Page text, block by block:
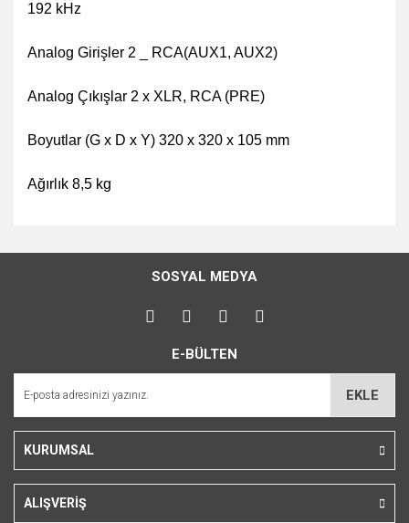
192 kHz
Analog Girişler 2 _ RCA(AUX1, AUX2)
Analog Çıkışlar 2 x XLR, RCA (PRE)
Boyutlar (G x D x Y) 320 x 320 x 105 mm
Ağırlık 8,5 kg
konularda yetersiz gördüğünüz noktaları öneri formunu
kullanarak tarafımıza iletebilirsiniz.
Görüş ve önerileriniz için teşekkür ederiz.
Ürün açıklamasında eksik bilgiler bulunuyor.
Bu ürüne benzer farklı alternatifler olmalı.
SOSYAL MEDYA
E-BÜLTEN
EKLE
KURUMSAL
ALIŞVERİŞ